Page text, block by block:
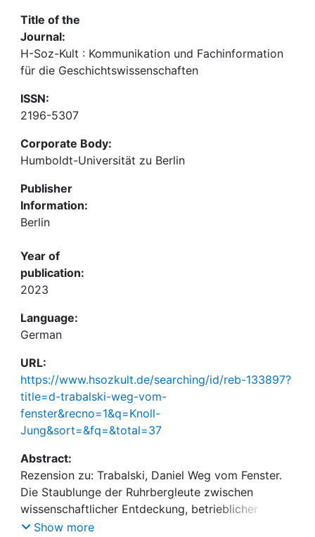
Title of the
Journal:
H-Soz-Kult : Kommunikation und Fachinformation
für die Geschichtswissenschaften
ISSN:
2196-5307
Corporate Body:
Humboldt-Universität zu Berlin
Publisher
Information:
Berlin
Year of
publication:
2023
Language:
German
URL:
https://www.hsozkult.de/searching/id/reb-133897?
title=d-trabalski-weg-vom-
fenster&recno=1&q=Knoll-
Jung&sort=&fq=&total=37
Abstract:
Rezension zu: Trabalski, Daniel Weg vom Fenster.
Die Staublunge der Ruhrbergleute zwischen
wissenschaftlicher Entdeckung, betrieblicher
Regulierung und gesellschaftlichem Vergessen in
Show more